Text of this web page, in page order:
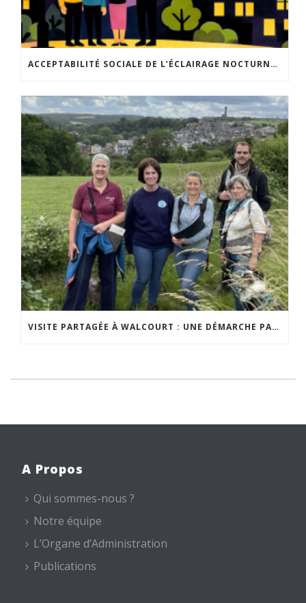
ACCEPTABILITÉ SOCIALE DE L’ÉCLAIRAGE NOCTURNE : LE REPLAY EST DISPONIBLE
VISITE PARTAGÉE À WALCOURT : UNE DÉMARCHE PARTICIPATIVE ANIMÉE PAR ESPACE ENVIRONNEMENT
A Propos
Qui sommes-nous ?
Notre équipe
L’Organe d’Administration
Publications